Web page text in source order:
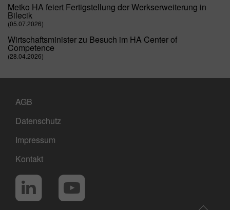
Metko HA feiert Fertigstellung der Werkserweiterung in
Bilecik
(05.07.2026)
Wirtschaftsminister zu Besuch im HA Center of
Competence
(28.04.2026)
AGB
Datenschutz
Impressum
Kontakt
Social MediaLinkedIn